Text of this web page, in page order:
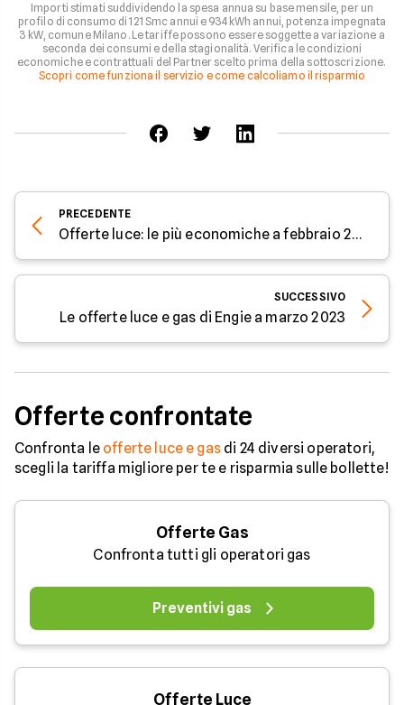
Importi stimati suddividendo la spesa annua su base mensile, per un
profilo di consumo di 121 Smc annui e 934 kWh annui, potenza impegnata
3 kW, comune Milano. Le tariffe possono essere soggette a variazione a
seconda dei consumi e della stagionalità. Verifica le condizioni
economiche e contrattuali del Partner scelto prima della sottoscrizione.
Scopri come funziona il servizio e come calcoliamo il risparmio
PRECEDENTE
Offerte luce: le più economiche a febbraio 2023
SUCCESSIVO
Le offerte luce e gas di Engie a marzo 2023
Offerte confrontate
Confronta le offerte luce e gasdi 24 diversi operatori,
scegli la tariffa migliore per te e risparmia sulle bollette!
Offerte Gas
Confronta tutti gli operatori gas
Preventivi gas
Offerte Luce